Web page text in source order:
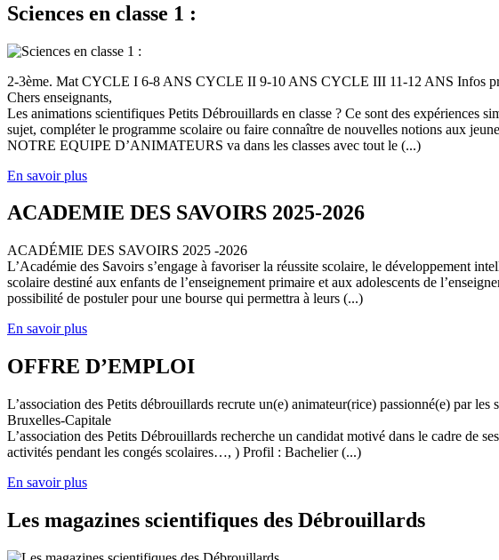
Sciences en classe 1 :
2-3ème. Mat CYCLE I 6-8 ANS CYCLE II 9-10 ANS CYCLE III 11-12 ANS Infos
Chers enseignants,
Les animations scientifiques Petits Débrouillards en classe ? Ce sont des expériences
sujet, compléter le programme scolaire ou faire connaître de nouvelles notions aux
NOTRE EQUIPE D’ANIMATEURS va dans les classes avec tout le (...)
En savoir plus
ACADEMIE DES SAVOIRS 2025-2026
ACADÉMIE DES SAVOIRS 2025 -2026
L’Académie des Savoirs s’engage à favoriser la réussite scolaire, le développement
scolaire destiné aux enfants de l’enseignement primaire et aux adolescents de
possibilité de postuler pour une bourse qui permettra à leurs (...)
En savoir plus
OFFRE D’EMPLOI
L’association des Petits débrouillards recrute un(e) animateur(rice) passionné(e) par
Bruxelles-Capitale
L’association des Petits Débrouillards recherche un candidat motivé dans le cadre de
activités pendant les congés scolaires…, ) Profil : Bachelier (...)
En savoir plus
Les magazines scientifiques des Débrouillards